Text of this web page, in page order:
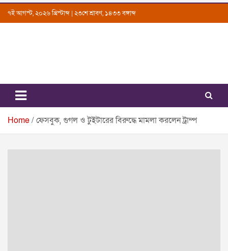
Skip৭ই আগস্ট, ২০২৬ খ্রিস্টাব্দ | ২৩শে শ্রাবণ, ১৪৩৩ বঙ্গাব্দ
Uttarkantho
News Portal
Home ফেসবুক, গুগল ও টুইটারের বিরুদ্ধে মামলা করলেন ট্রাম্প